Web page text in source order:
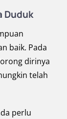
Duduk
baik. Pada
dirinya
telah
perlu